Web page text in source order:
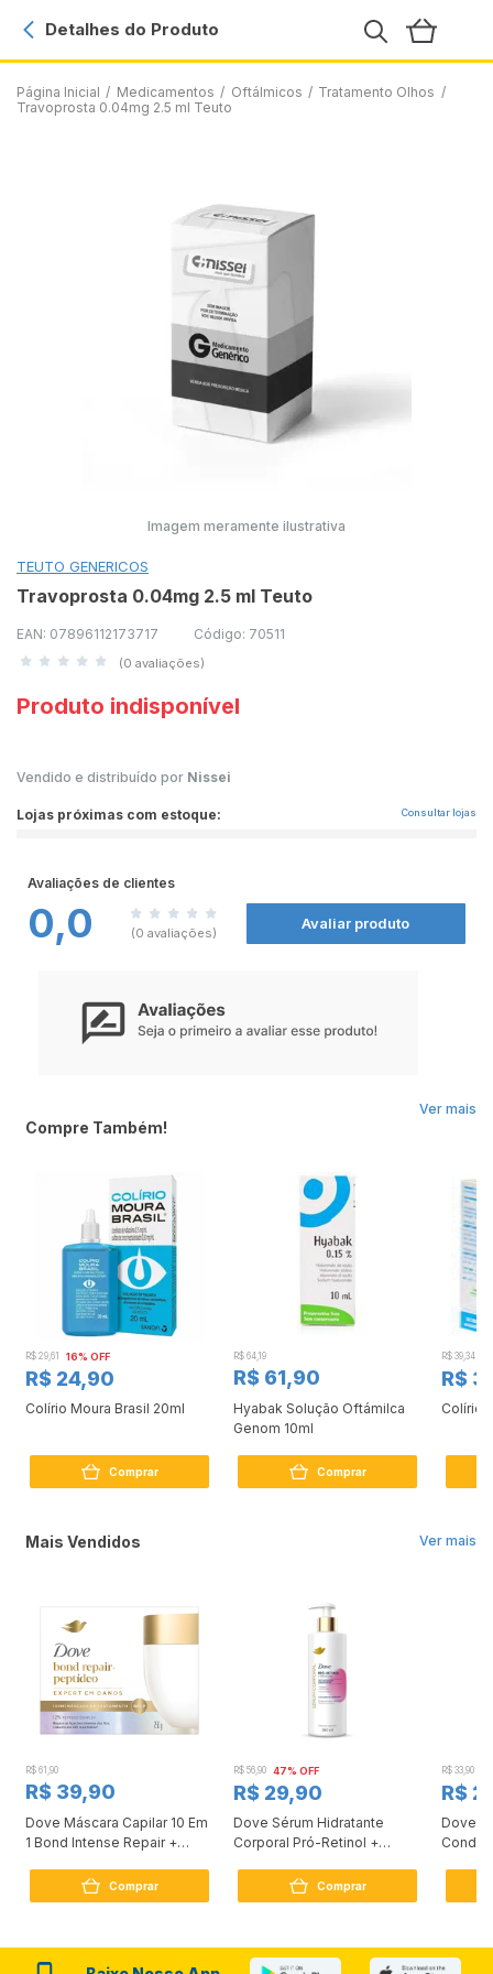
Página Inicial / Medicamentos / Oftálmicos / Tratamento Olhos /
Travoprosta 0.04mg 2.5 ml Teuto
Detalhes do Produto
Imagem meramente ilustrativa
TEUTO GENERICOS
Travoprosta 0.04mg 2.5 ml Teuto
EAN: 07896112173717 Código: 70511
(0 avaliações)
Produto indisponível
Vendido e distribuído por Nissei
Lojas próximas com estoque: Consultar lojas
Avaliações de clientes
0,0 (0 avaliações)
Avaliar produto
Ver mais
Compre Também!
R$ 29,61 16% OFF
R$ 24,90
Colírio Moura Brasil 20ml
Comprar
R$ 64,19
R$ 61,90
Hyabak Solução Oftámilca
Genom 10ml
Comprar
R$ 39,34
R$
Colírio
Ver mais
Mais Vendidos
R$ 61,90
R$ 39,90
Dove Máscara Capilar 10 Em
1 Bond Intense Repair +
Comprar
R$ 56,90 47% OFF
R$ 29,90
Dove Sérum Hidratante
Corporal Pró-Retinol +
Comprar
R$ 33,90
R$
Dove